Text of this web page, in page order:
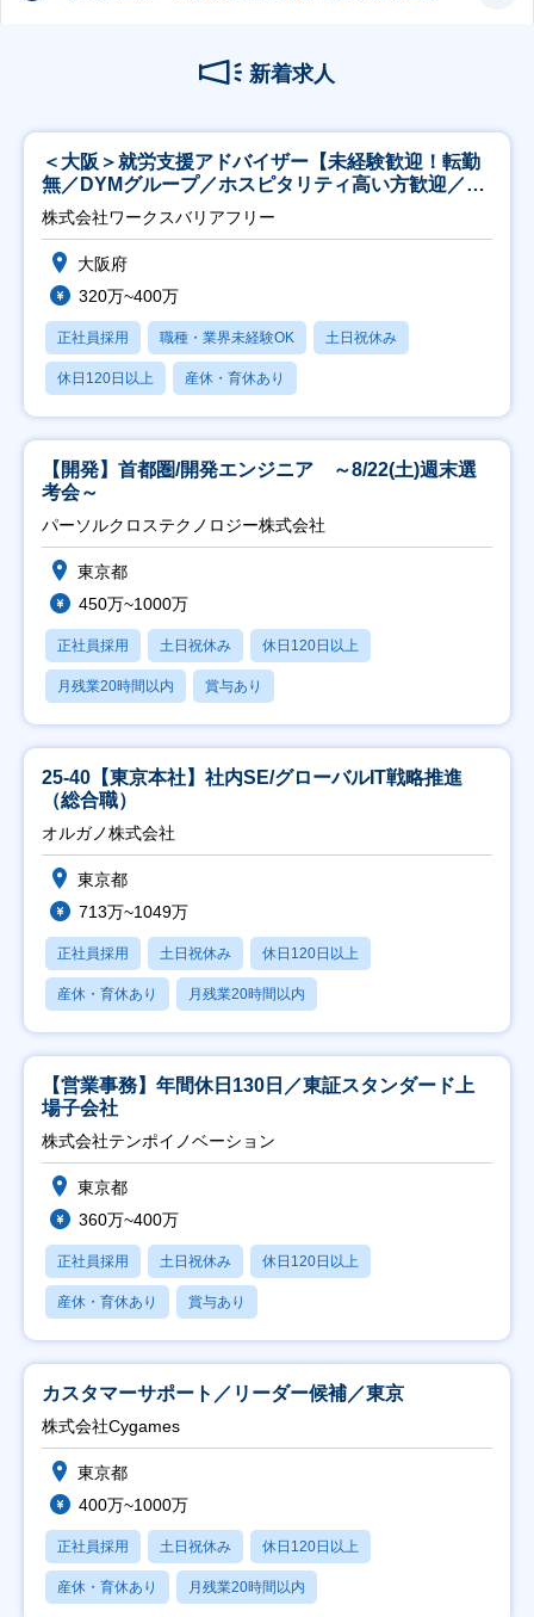
新着求人
＜大阪＞就労支援アドバイザー【未経験歓迎！転勤
無／DYMグループ／ホスピタリティ高い方歓迎／土
日祝】
株式会社ワークスバリアフリー
大阪府
320万~400万
正社員採用 職種・業界未経験OK 土日祝休み
休日120日以上 産休・育休あり
【開発】首都圏/開発エンジニア ～8/22(土)週末選
考会～
パーソルクロステクノロジー株式会社
東京都
450万~1000万
正社員採用 土日祝休み 休日120日以上
月残業20時間以内 賞与あり
25-40【東京本社】社内SE/グローバルIT戦略推進
（総合職）
オルガノ株式会社
東京都
713万~1049万
正社員採用 土日祝休み 休日120日以上
産休・育休あり 月残業20時間以内
【営業事務】年間休日130日／東証スタンダード上
場子会社
株式会社テンポイノベーション
東京都
360万~400万
正社員採用 土日祝休み 休日120日以上
産休・育休あり 賞与あり
カスタマーサポート／リーダー候補／東京
株式会社Cygames
東京都
400万~1000万
正社員採用 土日祝休み 休日120日以上
産休・育休あり 月残業20時間以内